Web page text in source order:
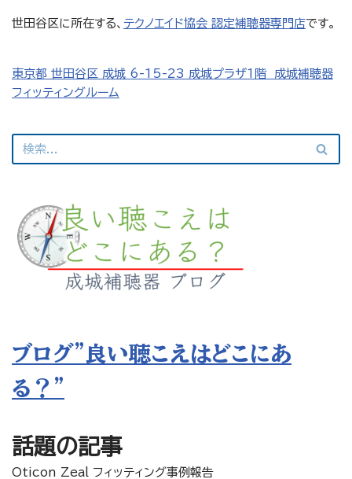
世田谷区に所在する、 テクノエイド協会 認定補聴器専門店です。
東京都 世田谷区 成城 6-15-23 成城プラザ1階 成城補聴器
フィッティングルーム
ブログ”良い聴こえはどこにあ
る？”
話題の記事
Oticon Zeal フィッティング事例報告